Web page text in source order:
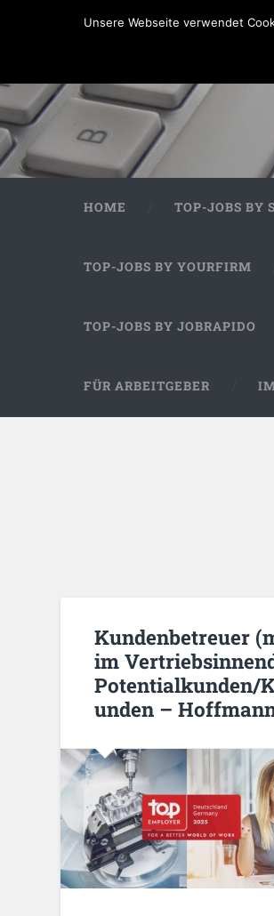
HOME TOP-JOBS BY
TOP-JOBS BY YOURFIRM
TOP-JOBS BY JOBRAPIDO
FÜR ARBEITGEBER
Kundenbetreuer
im
Potentialkunden/
unden –
Unsere Webseite verwendet